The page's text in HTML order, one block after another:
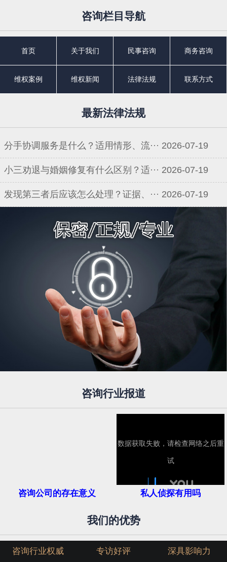
咨询栏目导航
首页 关于我们 民事咨询 商务咨询
维权案例 维权新闻 法律法规 联系方式
最新法律法规
分手协调服务是什么？适用情形、流··· 2026-07-19
小三劝退与婚姻修复有什么区别？适··· 2026-07-19
发现第三者后应该怎么处理？证据、··· 2026-07-19
咨询行业报道
咨询公司的存在意义 私人侦探有用吗
我们的优势
咨询行业权威 专访好评 深具影响力